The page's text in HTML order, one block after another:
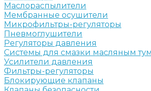
Маслораспылители
Мембранные осушители
Микрофильтры-регуляторы
Пневмоглушители
Регуляторы давления
Системы для смазки масляным
Усилители давления
Фильтры-регуляторы
Блокирующие клапаны